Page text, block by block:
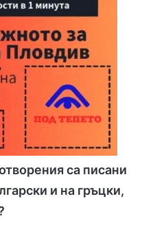
са писани
и на гръцки,